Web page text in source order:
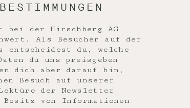
bei der Hirschberg AG
Als Besucher auf der
entscheidest du, welche
du uns preisgeben
dich aber darauf hin,
Besuch auf unserer
der Newsletter
von Informationen